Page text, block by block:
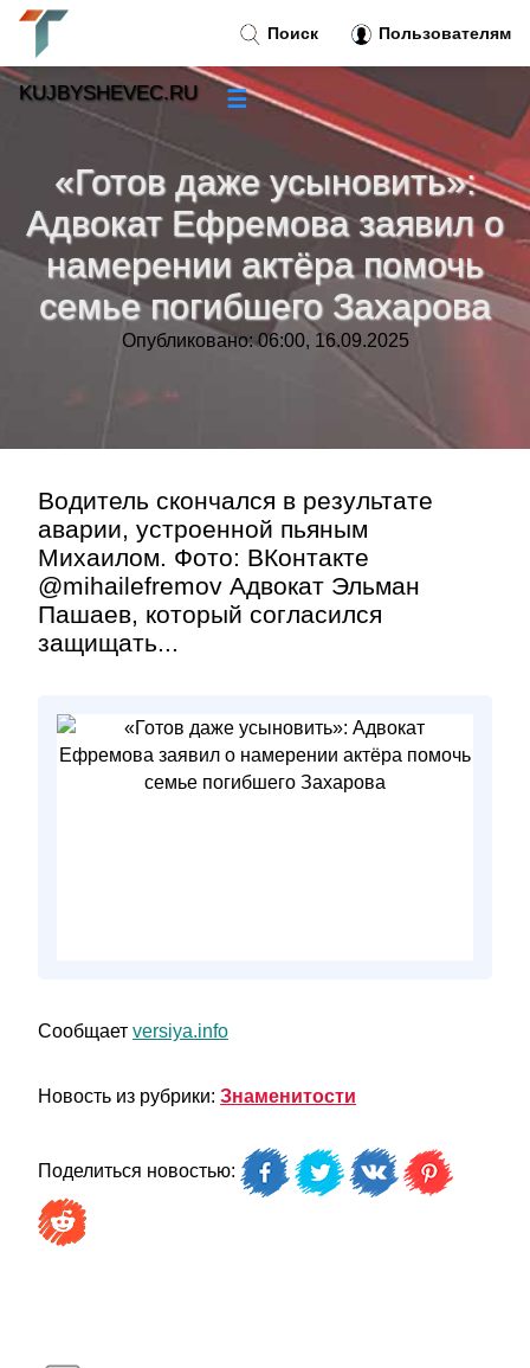
«Готов даже усыновить»:
Адвокат Ефремова заявил о
намерении актёра помочь
семье погибшего Захарова
Опубликовано: 06:00, 16.09.2025
Водитель скончался в результате
аварии, устроенной пьяным
Михаилом. Фото: ВКонтакте
@mihailefremov Адвокат Эльман
Пашаев, который согласился
защищать...
Сообщает versiya.info
Новость из рубрики: Знаменитости
Поделиться новостью:
Поиск Пользователям
KUJBYSHEVEC.RU ☰
Новости
Тренды новостей »
Рубрики»
»